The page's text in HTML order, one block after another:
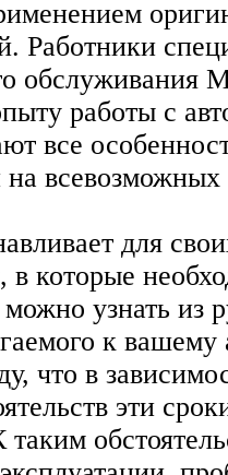
Работники
обслуживания
работы с
все
всевозможных
для
которые
узнать из
к
что в
эти